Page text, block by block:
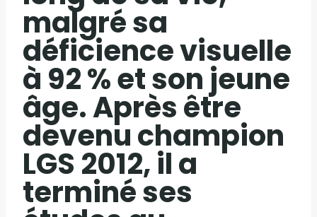
malgré sa
déficience visuelle
à 92 % et son jeune
âge. Après être
devenu champion
LGS 2012, il a
terminé ses